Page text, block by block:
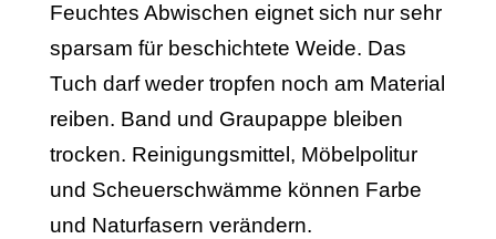
Feuchtes Abwischen eignet sich nur sehr
sparsam für beschichtete Weide. Das
Tuch darf weder tropfen noch am Material
reiben. Band und Graupappe bleiben
trocken. Reinigungsmittel, Möbelpolitur
und Scheuerschwämme können Farbe
und Naturfasern verändern.